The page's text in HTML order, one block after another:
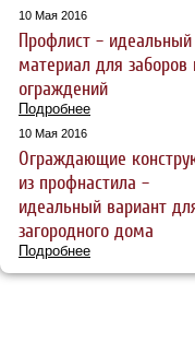
10 Мая 2016
Профлист – идеальный
материал для заборов
ограждений
Подробнее
10 Мая 2016
Ограждающие
из профнастила –
идеальный вариант
загородного дома
Подробнее